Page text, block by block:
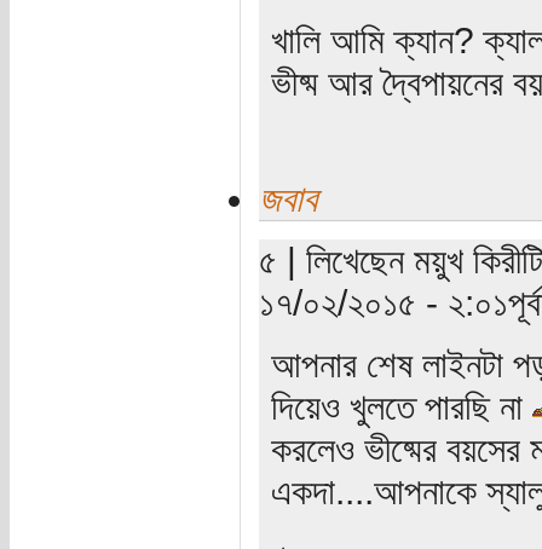
খালি আমি ক্যান?
ভীষ্ম আর দ্বৈপায়নের
জবাব
৫ | লিখেছেন ময়ুখ
১৭/০২/২০১৫ -
আপনার শেষ লাইনটা
দিয়েও খুলতে পারছি না
করলেও ভীষ্মের বয়সের
একদা....আপনাকে